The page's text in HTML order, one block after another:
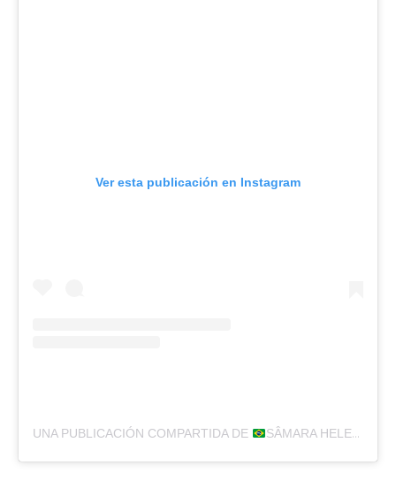
Ver esta publicación en Instagram
UNA PUBLICACIÓN COMPARTIDA DE SÂMARA HELEN AARONⒷ (@SAMARABEKERMAN)